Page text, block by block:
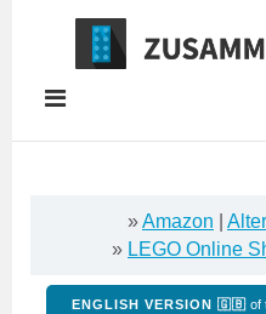
Springe
Inhalt
»Amazon
» LEGO Online
ENGLISH VERSION 🇬🇧 of